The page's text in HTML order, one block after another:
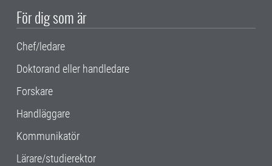
För dig som är
Chef/ledare
Doktorand eller handledare
Forskare
Handläggare
Kommunikatör
Lärare/studierektor